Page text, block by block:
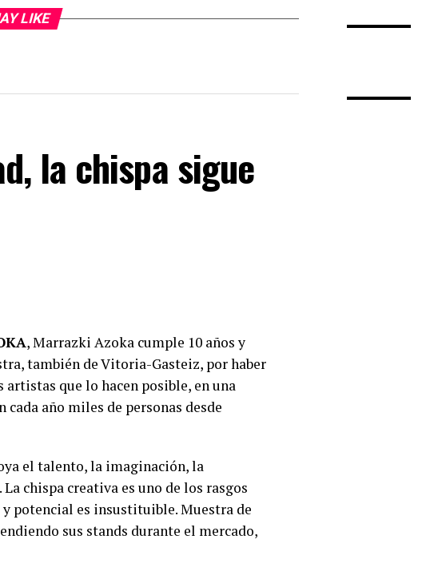
LIKE
la chispa sigue
, Marrazki Azoka cumple 10 años y
también de Vitoria-Gasteiz, por haber
que lo hacen posible, en una
año miles de personas desde
el talento, la imaginación, la
chispa creativa es uno de los rasgos
potencial es insustituible. Muestra de
sus stands durante el mercado,